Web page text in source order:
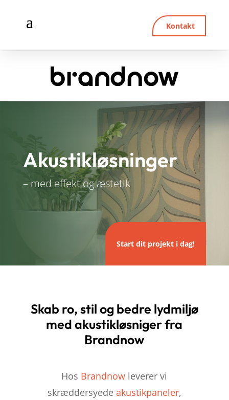
Kontakt
Akustikløsninger
– med effekt og æstetik
Start dit projekt i dag!
Skab ro, stil og bedre lydmiljø
med akustikløsniger fra
Brandnow
Hos Brandnow leverer vi
skræddersyede akustikpaneler,